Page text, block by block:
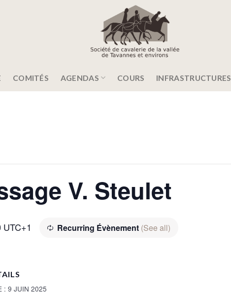
COMITÉS AGENDAS COURS INFRASTRUCTURES
V. Steulet
UTC+1 Recurring Évènement (See all)
: 9 JUIN 2025